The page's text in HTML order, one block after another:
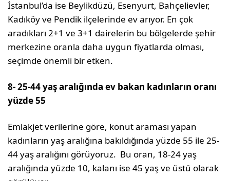
İstanbul’da ise Beylikdüzü, Esenyurt, Bahçelievler,
Kadıköy ve Pendik ilçelerinde ev arıyor. En çok
aradıkları 2+1 ve 3+1 dairelerin bu bölgelerde şehir
merkezine oranla daha uygun fiyatlarda olması,
seçimde önemli bir etken.
8- 25-44 yaş aralığında ev bakan kadınların oranı
yüzde 55
Emlakjet verilerine göre, konut araması yapan
kadınların yaş aralığına bakıldığında yüzde 55 ile 25-
44 yaş aralığını görüyoruz. Bu oran, 18-24 yaş
aralığında yüzde 10, kalanı ise 45 yaş ve üstü olarak